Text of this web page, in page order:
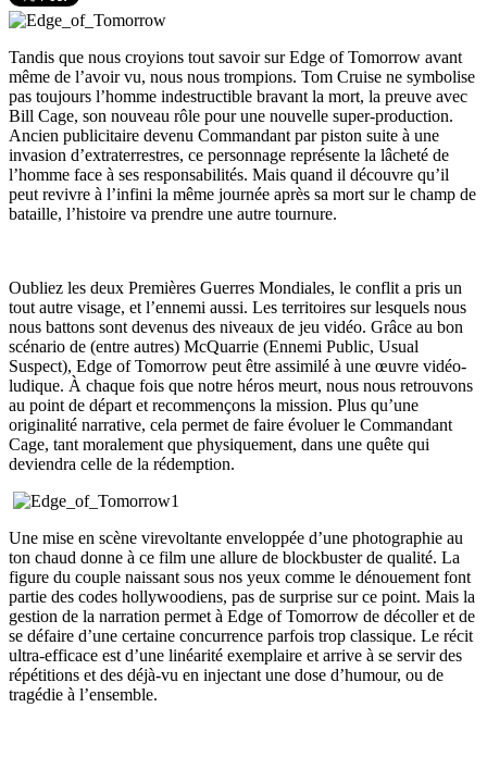
Tandis que nous croyions tout savoir sur Edge of Tomorrow avant
même de l’avoir vu, nous nous trompions. Tom Cruise ne symbolise
pas toujours l’homme indestructible bravant la mort, la preuve avec
Bill Cage, son nouveau rôle pour une nouvelle super-production.
Ancien publicitaire devenu Commandant par piston suite à une
invasion d’extraterrestres, ce personnage représente la lâcheté de
l’homme face à ses responsabilités. Mais quand il découvre qu’il
peut revivre à l’infini la même journée après sa mort sur le champ de
bataille, l’histoire va prendre une autre tournure.
Oubliez les deux Premières Guerres Mondiales, le conflit a pris un
tout autre visage, et l’ennemi aussi. Les territoires sur lesquels nous
nous battons sont devenus des niveaux de jeu vidéo. Grâce au bon
scénario de (entre autres) McQuarrie (Ennemi Public, Usual
Suspect), Edge of Tomorrow peut être assimilé à une œuvre vidéo-
ludique. À chaque fois que notre héros meurt, nous nous retrouvons
au point de départ et recommençons la mission. Plus qu’une
originalité narrative, cela permet de faire évoluer le Commandant
Cage, tant moralement que physiquement, dans une quête qui
deviendra celle de la rédemption.
Une mise en scène virevoltante enveloppée d’une photographie au
ton chaud donne à ce film une allure de blockbuster de qualité. La
figure du couple naissant sous nos yeux comme le dénouement font
partie des codes hollywoodiens, pas de surprise sur ce point. Mais la
gestion de la narration permet à Edge of Tomorrow de décoller et de
se défaire d’une certaine concurrence parfois trop classique. Le récit
ultra-efficace est d’une linéarité exemplaire et arrive à se servir des
répétitions et des déjà-vu en injectant une dose d’humour, ou de
tragédie à l’ensemble.